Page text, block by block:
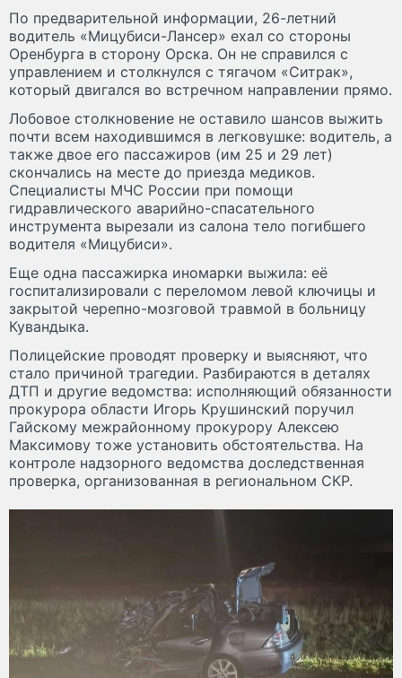
По предварительной информации, 26-летний
водитель «Мицубиси-Лансер» ехал со стороны
Оренбурга в сторону Орска. Он не справился с
управлением и столкнулся с тягачом «Ситрак»,
который двигался во встречном направлении прямо.
Лобовое столкновение не оставило шансов выжить
почти всем находившимся в легковушке: водитель, а
также двое его пассажиров (им 25 и 29 лет)
скончались на месте до приезда медиков.
Специалисты МЧС России при помощи
гидравлического аварийно-спасательного
инструмента вырезали из салона тело погибшего
водителя «Мицубиси».
Еще одна пассажирка иномарки выжила: её
госпитализировали с переломом левой ключицы и
закрытой черепно-мозговой травмой в больницу
Кувандыка.
Полицейские проводят проверку и выясняют, что
стало причиной трагедии. Разбираются в деталях
ДТП и другие ведомства: исполняющий обязанности
прокурора области Игорь Крушинский поручил
Гайскому межрайонному прокурору Алексею
Максимову тоже установить обстоятельства. На
контроле надзорного ведомства доследственная
проверка, организованная в региональном СКР.